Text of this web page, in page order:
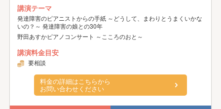
講演テーマ
発達障害のピアニストからの手紙 ～どうして、まわりとうまくいかな
いの？～ 発達障害の娘との30年
野田あすかピアノコンサート ～こころのおと～
講演料金目安
要相談
料金の詳細はこちらから
お問い合わせください